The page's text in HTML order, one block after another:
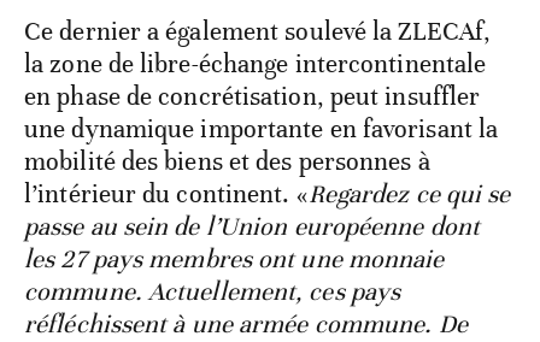
Ce dernier a également soulevé la ZLECAf,
la zone de libre-échange intercontinentale
en phase de concrétisation, peut insuffler
une dynamique importante en favorisant la
mobilité des biens et des personnes à
l’intérieur du continent. «Regardez ce qui se
passe au sein de l’Union européenne dont
les 27 pays membres ont une monnaie
commune. Actuellement, ces pays
réfléchissent à une armée commune. De